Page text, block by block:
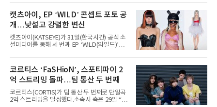
코르티스 등 K팝 스타들이 출연진 명단에 이름
을 올렸다.이날 에스파는
AxMxP는 데뷔 전부터 버스킹과 각종 페스티벌,
공연 무대에 오르며 실전 경험을 쌓아왔다.이들
은 소속사 패밀리 콘서트를 비롯해 '뷰티풀 민트
라이프 2025', '2025 부산국제록페스티벌' 등 대
형 무대에 잇달아 출연해 당찬 에너지와 풋풋한
매력으로 음악팬들의 눈도장을 찍었다.이후
AxMxP는 '카운트다운 판타지 2025-2026',
정적인 실력을 입증했고, 올해 '2026 어썸뮤직
페스티벌', '뷰티풀 민트 라이프 2026', '2026
캣츠아이, EP ‘WILD’ 콘셉트 포토 공
개…낯설고 강렬한 변신
캣츠아이(KATSEYE)가 31일(한국시간) 공식 소
셜미디어를 통해 세 번째 EP ‘WILD(와일드)’의
heart(와일드 하트)’라는 제목이 붙은 콘셉트 포
토에는 멤버들의 본능적이고 야성적인 면모가
강렬하게 담겼다. 짙은 아이섀도와 푸른빛·금빛·
붉은빛의 컬러 렌즈가 비현실적인 분위기를 자
아내고, 여러 원색이 불규칙하게 뒤섞인 멀티컬
러 헤어와 과감한 블루·블랙 립 메이크업이 낯설
고도 매혹적인 비주얼을 완성했다.스타일링 역
코르티스 ‘FaSHioN’, 스포티파이 2
억 스트리밍 돌파…팀 통산 두 번째
코르티스(CORTIS)가 팀 통산 두 번째로 단일곡
2억 스트리밍을 달성했다.소속사 측은 29일 “코